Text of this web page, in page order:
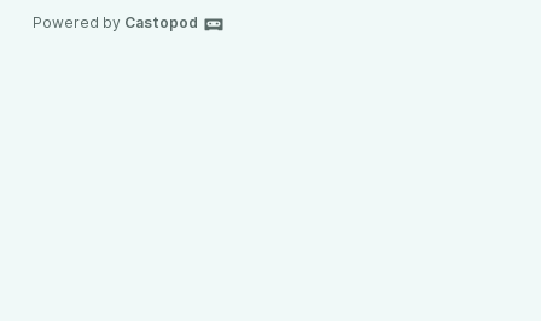
Powered by Castopod